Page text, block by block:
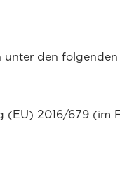
unter den
2016/679